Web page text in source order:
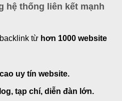
hệ thống liên kết mạnh
từ hơn 1000 website
uy tín website.
tạp chí, diễn đàn lớn.